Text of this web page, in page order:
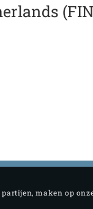
partijen, maken op